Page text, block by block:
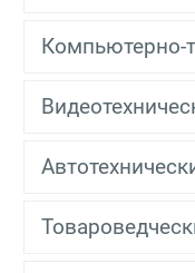
Компьютерно-